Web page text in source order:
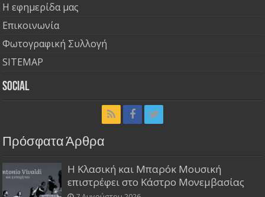
Η εφημερίδα μας
Επικοινωνία
Φωτογραφική Συλλογή
SITEMAP
Social
Πρόσφατα Άρθρα
Η Κλασική και Μπαρόκ Μουσική
επιστρέφει στο Κάστρο Μονεμβασίας